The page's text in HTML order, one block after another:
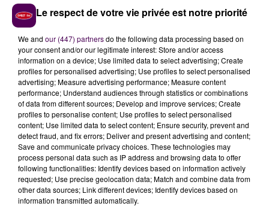
À LA UNE
7 août 2026
Gagnez vos pass pour le V and B Fest' 2026 !
Le respect de votre vie privée est notre priorité
We and our (447) partnersdo the following data processing based on
your consent and/or our legitimate interest: Store and/or access
information on a device; Use limited data to select advertising; Create
profiles for personalised advertising; Use profiles to select personalised
advertising; Measure advertising performance; Measure content
performance; Understand audiences through statistics or combinations
of data from different sources; Develop and improve services; Create
profiles to personalise content; Use profiles to select personalised
content; Use limited data to select content; Ensure security, prevent and
detect fraud, and fix errors; Deliver and present advertising and content;
Save and communicate privacy choices. These technologies may
process personal data such as IP address and browsing data to offer
following functionalities: Identify devices based on information actively
requested; Use precise geolocation data; Match and combine data from
other data sources; Link different devices; Identify devices based on
information transmitted automatically.